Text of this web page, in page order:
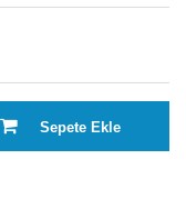
Sepete Ekle